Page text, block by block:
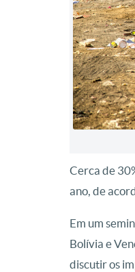
Cerca de
ano, de
Em um
Bolívia e
discutir os